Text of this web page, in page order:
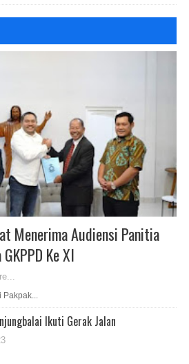
Menerima Audiensi Panitia
Ke XI
Pakpak...
Ikuti Gerak Jalan